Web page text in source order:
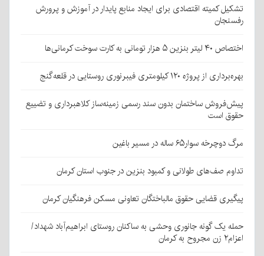
تشکیل کمیته اقتصادی برای ایجاد منابع پایدار در آموزش و پرورش
رفسنجان
اختصاص ۴۰ لیتر بنزین ۵ هزار تومانی به کارت سوخت کرمانی‌ها
بهره‌برداری از پروژه ۱۲۰ کیلومتری فیبرنوری روستایی در قلعه‌گنج
پیش‌فروش ساختمان بدون سند رسمی زمینه‌ساز کلاهبرداری و تضییع
حقوق است
مرگ دوچرخه سوار۶۵ ساله در مسیر باغین
تداوم صف‌های طولانی و کمبود بنزین در جنوب استان کرمان
پیگیری قضایی حقوق مالباختگان تعاونی مسکن فرهنگیان کرمان
حمله یک گونه جانوری وحشی به ساکنان روستای ابراهیم‌آباد شهداد/
اعزام۲ زن مجروح به کرمان